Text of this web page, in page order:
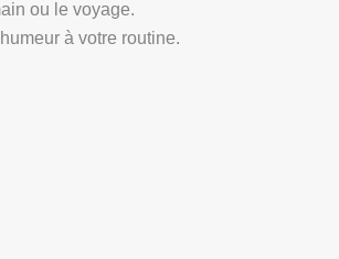
ou le voyage.
à votre routine.